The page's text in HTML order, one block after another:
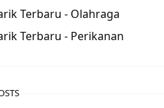
Terbaru - Olahraga
Terbaru - Perikanan